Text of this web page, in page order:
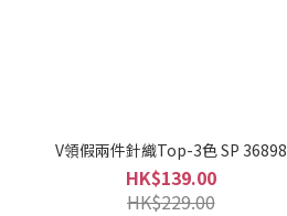
V領假兩件針織Top-3色 SP 36898
HK$139.00
HK$229.00